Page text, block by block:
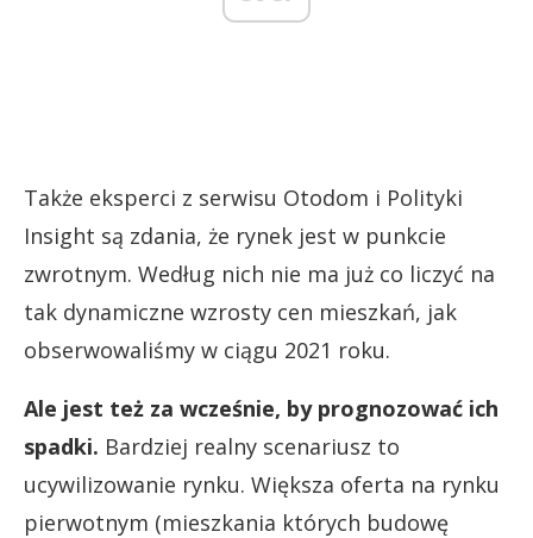
Także eksperci z serwisu Otodom i Polityki
Insight są zdania, że rynek jest w punkcie
zwrotnym. Według nich nie ma już co liczyć na
tak dynamiczne wzrosty cen mieszkań, jak
obserwowaliśmy w ciągu 2021 roku.
Ale jest też za wcześnie, by prognozować ich
spadki. Bardziej realny scenariusz to
ucywilizowanie rynku. Większa oferta na rynku
pierwotnym (mieszkania których budowę